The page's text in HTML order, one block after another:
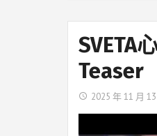
SVETA
Teaser
2025 年 11 月